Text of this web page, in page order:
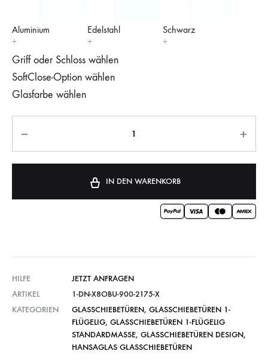
Aluminium Edelstahl Schwarz
Griff oder Schloss wählen
SoftClose-Option wählen
Glasfarbe wählen
IN DEN WARENKORB
HILFE
JETZT ANFRAGEN
ARTIKEL
1-DN-X8OBU-900-2175-X
KATEGORIEN
GLASSCHIEBETÜREN, GLASSCHIEBETÜREN 1-
FLÜGELIG, GLASSCHIEBETÜREN 1-FLÜGELIG
STANDARDMASSE , GLASSCHIEBETÜREN DESIGN,
HANSAGLAS GLASSCHIEBETÜREN